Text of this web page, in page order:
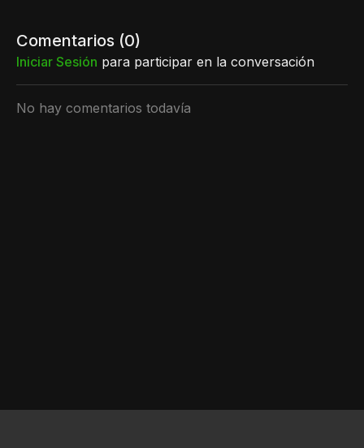
Comentarios (0)
Iniciar Sesión para participar en la conversación
No hay comentarios todavía